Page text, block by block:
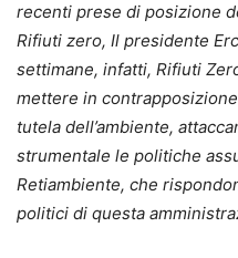
recenti prese di posizione
Rifiuti zero, Il presidente
settimane, infatti, Rifiuti
mettere in
tutela dell’ambiente,
strumentale le politiche
Retiambiente, che
politici di questa